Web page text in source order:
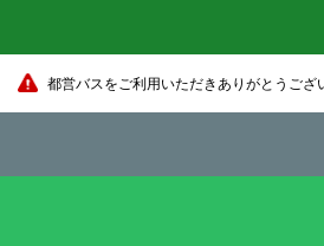
都営バスをご利用いただきありがとうござ